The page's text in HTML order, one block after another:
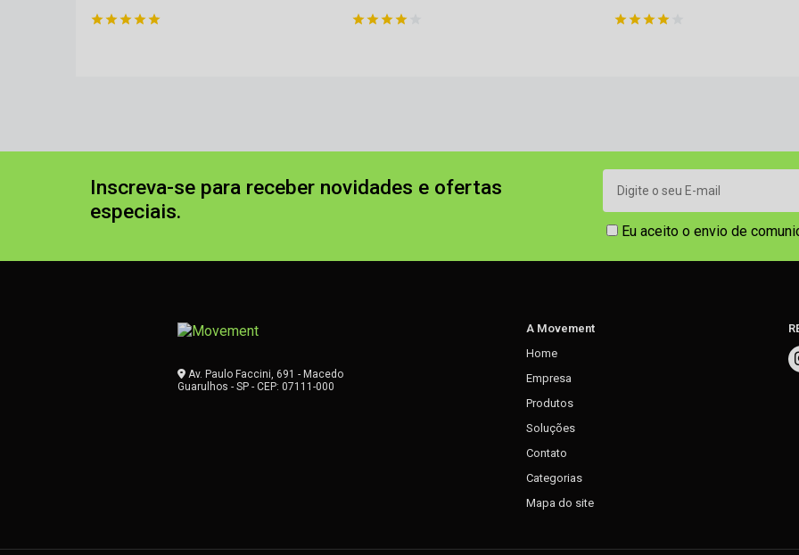
Inscreva-se para receber novidades e ofertas
especiais.
Eu aceito o envio de
Av. Paulo Faccini, 691 - Macedo
Guarulhos - SP - CEP: 07111-000
A Movement
Home
Empresa
Produtos
Soluções
Contato
Categorias
Mapa do site